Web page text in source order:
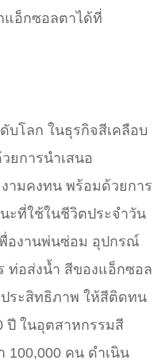
อ็กซอลตาได้ที่
บโลก ในธุรกิจสีเคลือบ
ยการนำเสนอ
ามคงทน พร้อมด้วยการ
ะที่ใช้ในชีวิตประจำวัน
องานพ่นซ่อม อุปกรณ์
ท่อส่งน้ำ สีของแอ็กซอล
ระสิทธิภาพ ให้สีติดทน
ปี ในอุตสาหกรรมสี
100,000 คน ดำเนิน